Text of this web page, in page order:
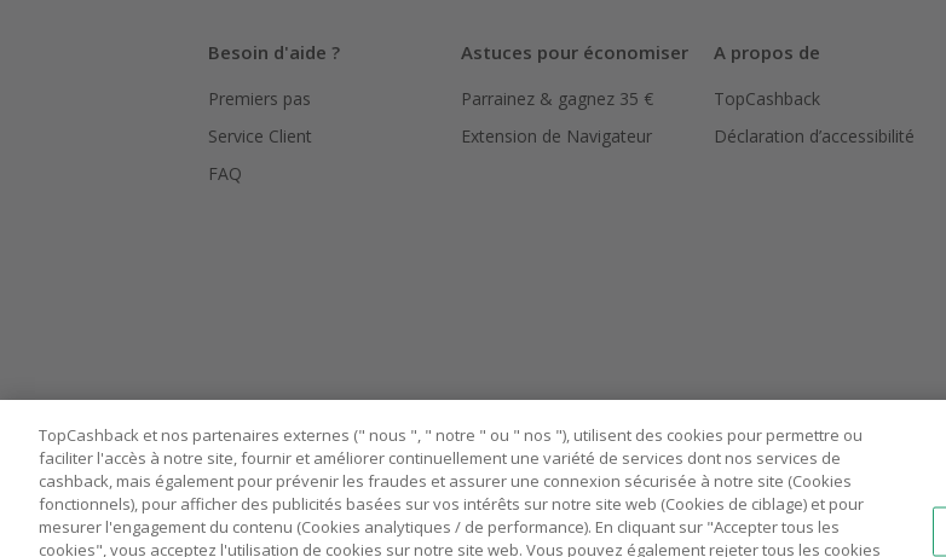
Besoin d'aide ?
Premiers pas
Service Client
FAQ
Astuces pour économiser
Parrainez & gagnez 35 €
Extension de Navigateur
A propos de
TopCashback
Déclaration d’accessibilité
TopCashback et nos partenaires externes (" nous ", " notre " ou " nos "), utilisent des cookies pour permettre ou
faciliter l'accès à notre site, fournir et améliorer continuellement une variété de services dont nos services de
cashback, mais également pour prévenir les fraudes et assurer une connexion sécurisée à notre site (Cookies
fonctionnels), pour afficher des publicités basées sur vos intérêts sur notre site web (Cookies de ciblage) et pour
mesurer l'engagement du contenu (Cookies analytiques / de performance). En cliquant sur "Accepter tous les
cookies", vous acceptez l'utilisation de cookies sur notre site web. Vous pouvez également rejeter tous les cookies